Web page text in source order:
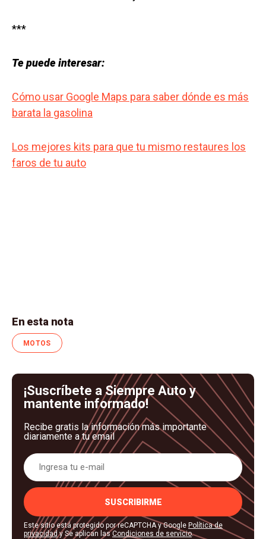
***
Te puede interesar:
Cómo usar Google Maps para saber dónde es más
barata la gasolina
Los mejores kits para que tu mismo restaures los
faros de tu auto
En esta nota
MOTOS
¡Suscríbete a Siempre Auto y
mantente informado!
Recibe gratis la información más importante
diariamente a tu email
SUSCRIBIRME
Este sitio está protegido por reCAPTCHA y Google Política de
privacidady Se aplican lasCondiciones de servicio.